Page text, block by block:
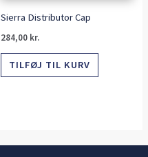
Sierra Distributor Cap
284,00 kr.
TILFØJ TIL KURV